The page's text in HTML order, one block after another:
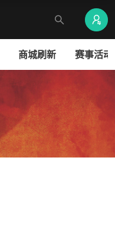
商城刷新 赛事活动